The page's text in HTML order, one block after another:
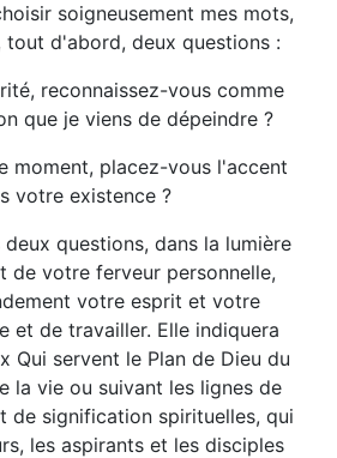
soigneusement mes mots,
tout d'abord, deux questions :
reconnaissez-vous comme
que je viens de dépeindre ?
moment, placez-vous l'accent
votre existence ?
questions, dans la lumière
de votre ferveur personnelle,
votre esprit et votre
et de travailler. Elle indiquera
Qui servent le Plan de Dieu du
la vie ou suivant les lignes de
de signification spirituelles, qui
les aspirants et les disciples